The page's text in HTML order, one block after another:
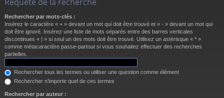
s
Rechercher par mots-clés :
Insérez le caractère « + » devant un mot qui doit être trouvé et « - » devant un mot qui
doit être ignoré. Insérez une liste de mots séparés entre des barres verticales
discontinues « | » si seul un des mots doit être trouvé. Utilisez un astérisque « * »
comme métacaractère passe-partout si vous souhaitez effectuer des recherches
partielles.
Rechercher tous les termes ou utiliser une question comme élément
Rechercher n’importe quel de ces termes
Rechercher par auteur :